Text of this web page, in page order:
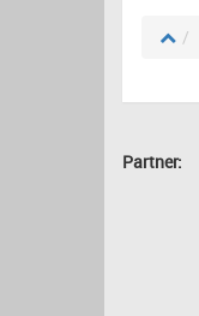
Partner: